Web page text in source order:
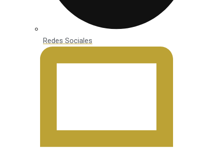
Redes Sociales